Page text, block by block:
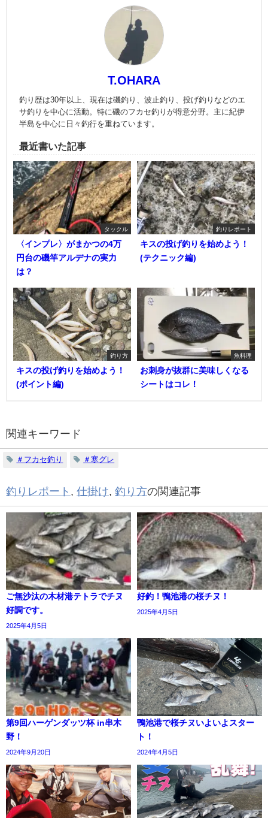
T.OHARA
釣り歴は30年以上、現在は磯釣り、波止釣り、投げ釣りなどのエ
サ釣りを中心に活動。特に磯のフカセ釣りが得意分野。主に紀伊
半島を中心に日々釣行を重ねています。
最近書いた記事
タックル
〈インプレ〉がまかつの4万
円台の磯竿アルデナの実力
は？
釣りレポート
キスの投げ釣りを始めよう！
(テクニック編)
釣り方
キスの投げ釣りを始めよう！
(ポイント編)
魚料理
お刺身が抜群に美味しくなる
シートはコレ！
関連キーワード
＃フカセ釣り ＃寒グレ
釣りレポート , 仕掛け, 釣り方の関連記事
ご無沙汰の木材港テトラでチヌ
好調です。
2025年4月5日
好釣！鴨池港の桜チヌ！
2025年4月5日
第9回ハーゲンダッツ杯 in串木
野！
2024年9月20日
鴨池港で桜チヌいよいよスター
ト！
2024年4月5日